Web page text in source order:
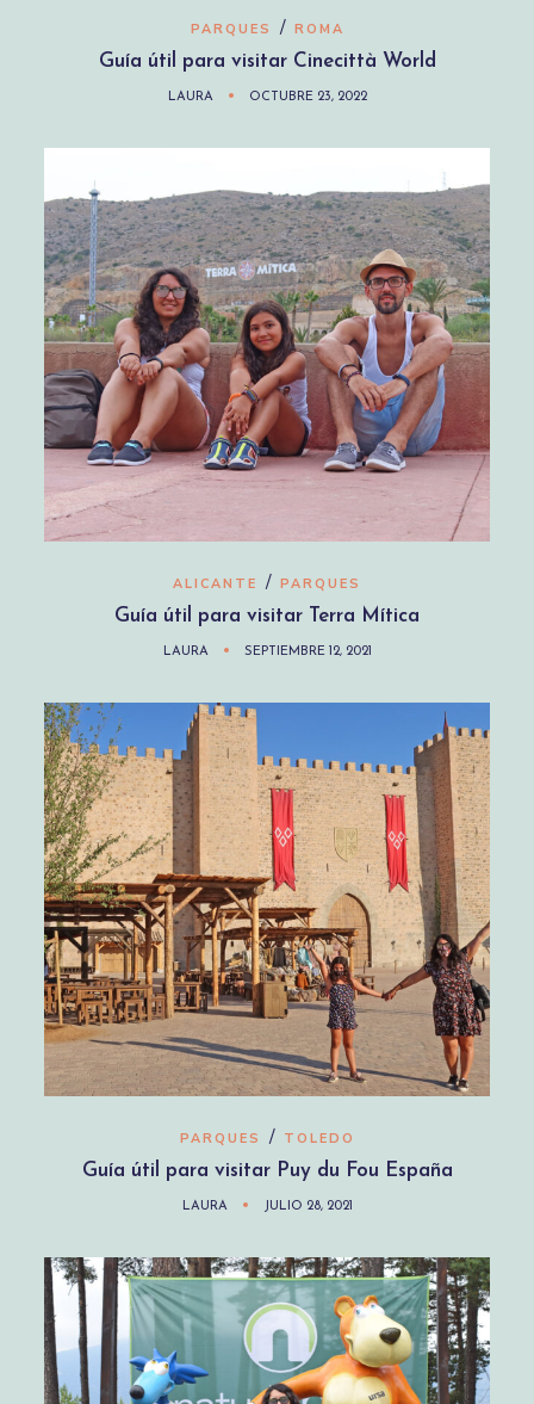
PARQUES / ROMA
Guía útil para visitar Cinecittà World
LAURA OCTUBRE 23, 2022
ALICANTE / PARQUES
Guía útil para visitar Terra Mítica
LAURA SEPTIEMBRE 12, 2021
PARQUES / TOLEDO
Guía útil para visitar Puy du Fou España
LAURA JULIO 28, 2021